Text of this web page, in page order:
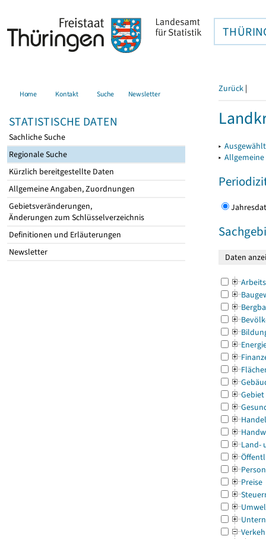
Home Kontakt Suche Newsletter
STATISTISCHE DATEN
Sachliche Suche
Regionale Suche
Kürzlich bereitgestellte Daten
Allgemeine Angaben, Zuordnungen
Gebietsveränderungen,
Änderungen zum Schlüsselverzeichnis
Definitionen und Erläuterungen
Newsletter
Zurück |
▸
▸
Gebiet
Land-
Preise